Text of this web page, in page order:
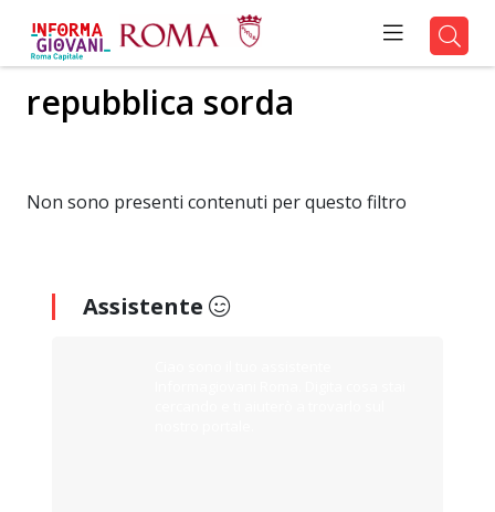
repubblica sorda
Non sono presenti contenuti per questo filtro
Assistente